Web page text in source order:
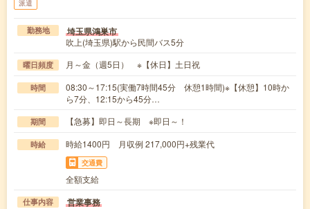
派遣
勤務地 埼玉県鴻巣市
吹上(埼玉県)駅から民間バス5分
曜日頻度 月～金（週5日） ※【休日】土日祝
時間
08:30～17:15(実働7時間45分 休憩1時間)※【休憩】10時か
ら7分、12:15から45分…
期間 【急募】即日～長期 ※即日～！
時給 時給1400円 月収例 217,000円+残業代
交通費
全額支給
仕事内容 営業事務